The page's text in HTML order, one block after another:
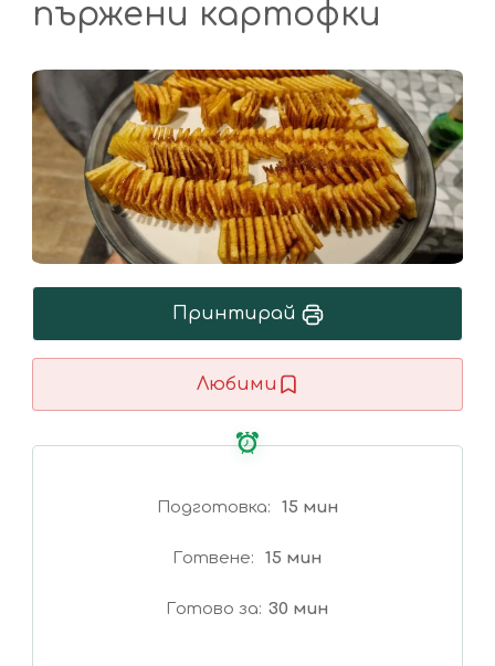
пържени картофки
Принтирай
Любими
Подготовка 15 мин
Готвене 15 мин
Готово за 30 мин